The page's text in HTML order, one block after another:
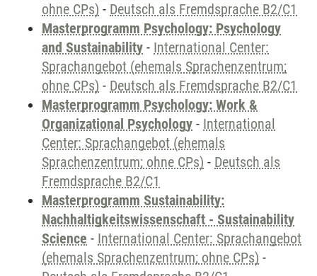
ohne CPs) - Deutsch als Fremdsprache B2/C1
Masterprogramm Psychology: Psychology
and Sustainability - International Center:
Sprachangebot (ehemals Sprachenzentrum;
ohne CPs) - Deutsch als Fremdsprache B2/C1
Masterprogramm Psychology: Work &
Organizational Psychology - International
Center: Sprachangebot (ehemals
Sprachenzentrum; ohne CPs) - Deutsch als
Fremdsprache B2/C1
Masterprogramm Sustainability:
Nachhaltigkeitswissenschaft - Sustainability
Science - International Center: Sprachangebot
(ehemals Sprachenzentrum; ohne CPs) -